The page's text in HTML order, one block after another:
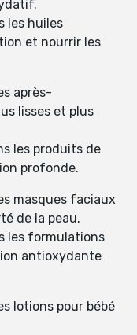
les huiles
et nourrir les
après-
lisses et plus
les produits de
profonde.
masques faciaux
de la peau.
les formulations
antioxydante
lotions pour bébé